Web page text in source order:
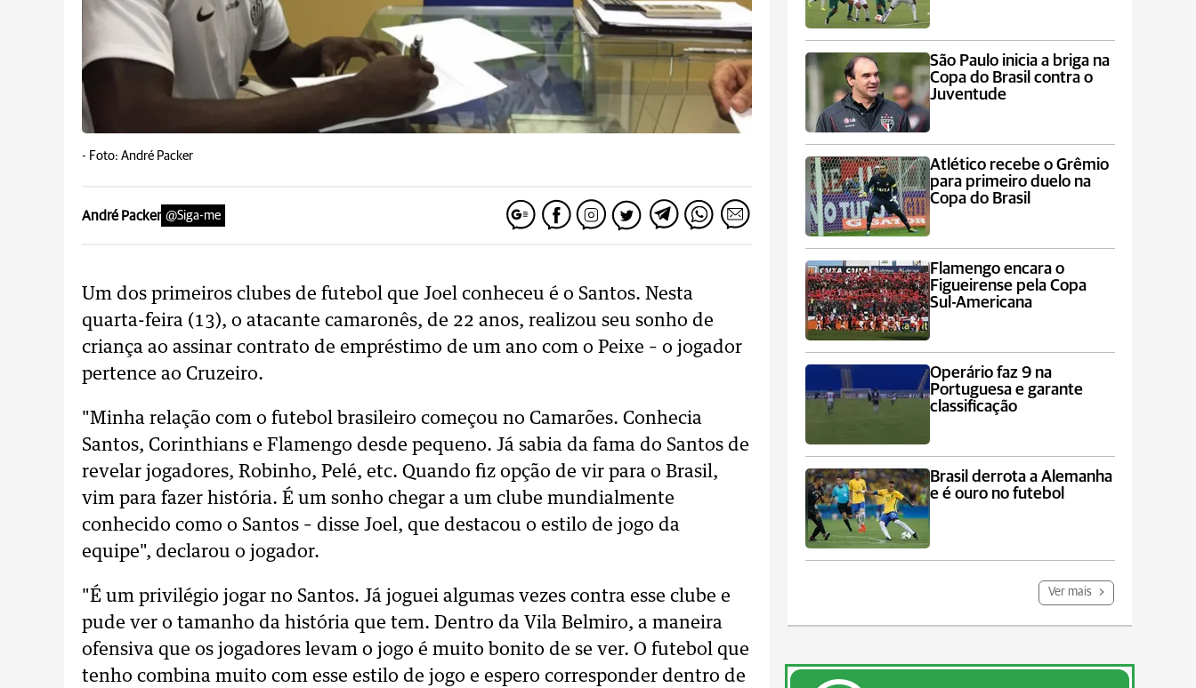
- Foto: André Packer
André Packer @Siga-me
Um dos primeiros clubes de futebol que Joel conheceu é o Santos. Nesta
quarta-feira (13), o atacante camaronês, de 22 anos, realizou seu sonho de
criança ao assinar contrato de empréstimo de um ano com o Peixe – o jogador
pertence ao Cruzeiro.
"Minha relação com o futebol brasileiro começou no Camarões. Conhecia
Santos, Corinthians e Flamengo desde pequeno. Já sabia da fama do Santos de
revelar jogadores, Robinho, Pelé, etc. Quando fiz opção de vir para o Brasil,
vim para fazer história. É um sonho chegar a um clube mundialmente
conhecido como o Santos – disse Joel, que destacou o estilo de jogo da
equipe", declarou o jogador.
"É um privilégio jogar no Santos. Já joguei algumas vezes contra esse clube e
pude ver o tamanho da história que tem. Dentro da Vila Belmiro, a maneira
ofensiva que os jogadores levam o jogo é muito bonito de se ver. O futebol que
tenho combina muito com esse estilo de jogo e espero corresponder dentro de
São Paulo inicia a briga na
Copa do Brasil contra o
Juventude
Atlético recebe o Grêmio
para primeiro duelo na
Copa do Brasil
Flamengo encara o
Figueirense pela Copa
Sul-Americana
Operário faz 9 na
Portuguesa e garante
classificação
Brasil derrota a Alemanha
e é ouro no futebol
Ver mais